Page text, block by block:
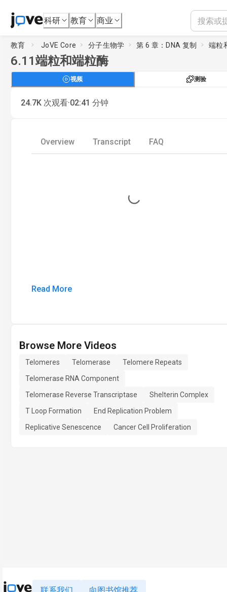
科研 教育 商业
教育 JoVE Core 分子生物学 第 6 章：DNA 复制 端粒
6.11端粒和端粒酶
视频 测验
24.7K 次观看·02:41 分钟
Overview Transcript FAQ
Loading...
Read More
Browse More Videos
Telomeres Telomerase
Telomere Repeats
Telomerase RNA Component
Telomerase Reverse Transcriptase
Shelterin Complex
T Loop Formation
End Replication Problem
Replicative Senescence
Cancer Cell Proliferation
联系我们 向图书馆推荐